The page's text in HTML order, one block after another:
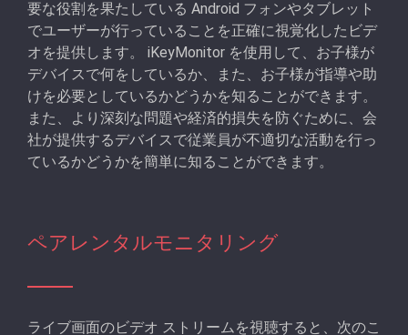
要な役割を果たしている Android フォンやタブレット
でユーザーが行っていることを正確に視覚化したビデ
オを提供します。 iKeyMonitor を使用して、お子様が
デバイスで何をしているか、また、お子様が指導や助
けを必要としているかどうかを知ることができます。
また、より深刻な問題や経済的損失を防ぐために、会
社が提供するデバイスで従業員が不適切な活動を行っ
ているかどうかを簡単に知ることができます。
ペアレンタルモニタリング
ライブ画面のビデオ ストリームを視聴すると、次のこ